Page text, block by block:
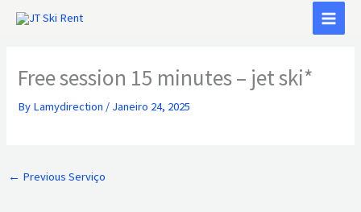
Free session 15 minutes – jet ski*
By Lamydirection / Janeiro 24, 2025
← Previous Serviço